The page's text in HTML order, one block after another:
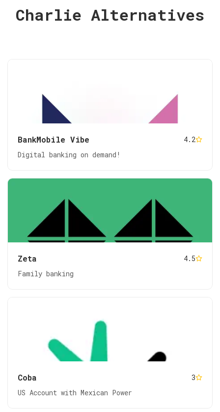
Charlie Alternatives
BankMobile Vibe
4.2
Digital banking on demand!
Zeta
4.5
Family banking
Coba
3
US Account with Mexican Power